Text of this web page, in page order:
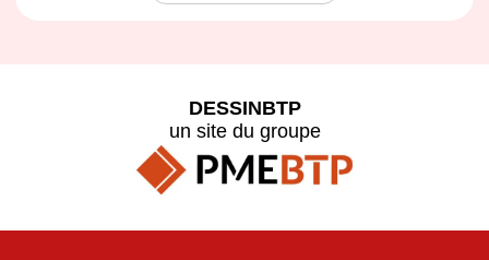
DESSINBTP
un site du groupe